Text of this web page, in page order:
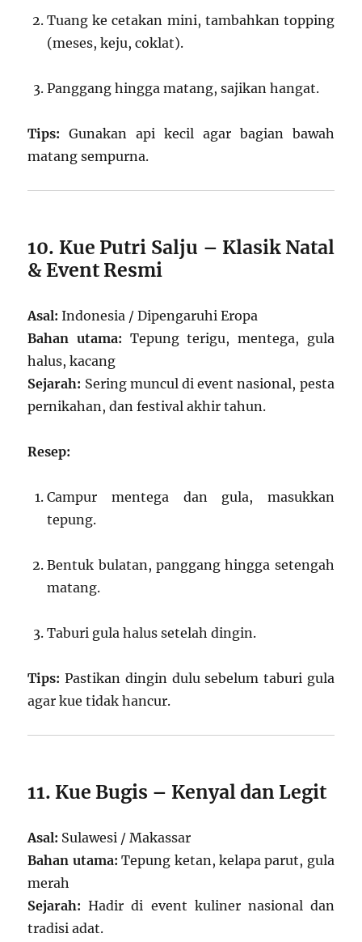
Tuang ke cetakan mini, tambahkan topping
(meses, keju, coklat).
Panggang hingga matang, sajikan hangat.
Tips: Gunakan api kecil agar bagian bawah
matang sempurna.
10. Kue Putri Salju – Klasik Natal
& Event Resmi
Asal: Indonesia / Dipengaruhi Eropa
Bahan utama: Tepung terigu, mentega, gula
halus, kacang
Sejarah: Sering muncul di event nasional, pesta
pernikahan, dan festival akhir tahun.
Resep:
Campur mentega dan gula, masukkan
tepung.
Bentuk bulatan, panggang hingga setengah
matang.
Taburi gula halus setelah dingin.
Tips: Pastikan dingin dulu sebelum taburi gula
agar kue tidak hancur.
11. Kue Bugis – Kenyal dan Legit
Asal: Sulawesi / Makassar
Bahan utama: Tepung ketan, kelapa parut, gula
merah
Sejarah: Hadir di event kuliner nasional dan
tradisi adat.